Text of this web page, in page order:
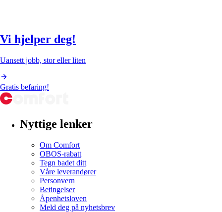
Vi hjelper deg!
Uansett jobb, stor eller liten
Gratis befaring!
Nyttige lenker
Om Comfort
OBOS-rabatt
Tegn badet ditt
Våre leverandører
Personvern
Betingelser
Åpenhetsloven
Meld deg på nyhetsbrev